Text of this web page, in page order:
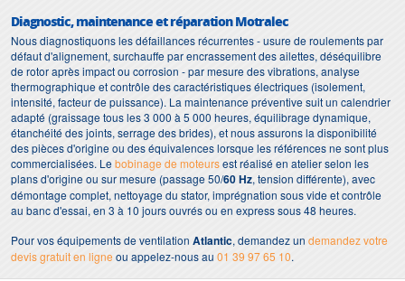
Diagnostic, maintenance et réparation Motralec
Nous diagnostiquons les défaillances récurrentes - usure de roulements par
défaut d'alignement, surchauffe par encrassement des ailettes, déséquilibre
de rotor après impact ou corrosion - par mesure des vibrations, analyse
thermographique et contrôle des caractéristiques électriques (isolement,
intensité, facteur de puissance). La maintenance préventive suit un calendrier
adapté (graissage tous les 3 000 à 5 000 heures, équilibrage dynamique,
étanchéité des joints, serrage des brides), et nous assurons la disponibilité
des pièces d'origine ou des équivalences lorsque les références ne sont plus
commercialisées. Lebobinage de moteursest réalisé en atelier selon les
plans d'origine ou sur mesure (passage 50/60 Hz, tension différente), avec
démontage complet, nettoyage du stator, imprégnation sous vide et contrôle
au banc d'essai, en 3 à 10 jours ouvrés ou en express sous 48 heures.
Pour vos équipements de ventilation Atlantic, demandez un demandez votre
devis gratuit en ligne ou appelez-nous au 01 39 97 65 10.